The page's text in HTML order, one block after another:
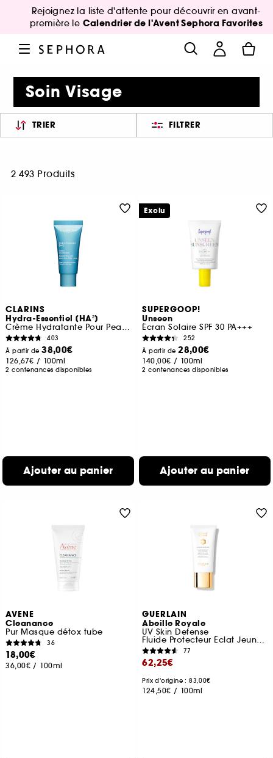
Rejoignez la liste d'attente pour découvrir en avant-
première le Calendrier de l'Avent Sephora Favorites
Soin Visage
TRIER FILTRER
2 493 Produits
CLARINS
Hydra-Essentiel [HA²]
Crème Hydratante Pour Peaux normales à sèches
403
À partir de38,00€
126,67€ / 100ml
2 contenances disponibles
Ajouter au panier
SUPERGOOP!
Unseen
Écran Solaire SPF 30 PA+++
252
À partir de28,00€
140,00€ / 100ml
2 contenances disponibles
Ajouter au panier
Exclu
AVENE
Cleanance
Pur Masque détox tube
36
18,00€
36,00€ / 100ml
GUERLAIN
Abeille Royale
UV Skin Defense
Fluide Protecteur Éclat Jeunesse Spf 50
77
62,25€
Prix d'origine : 83,00€
124,50€ / 100ml